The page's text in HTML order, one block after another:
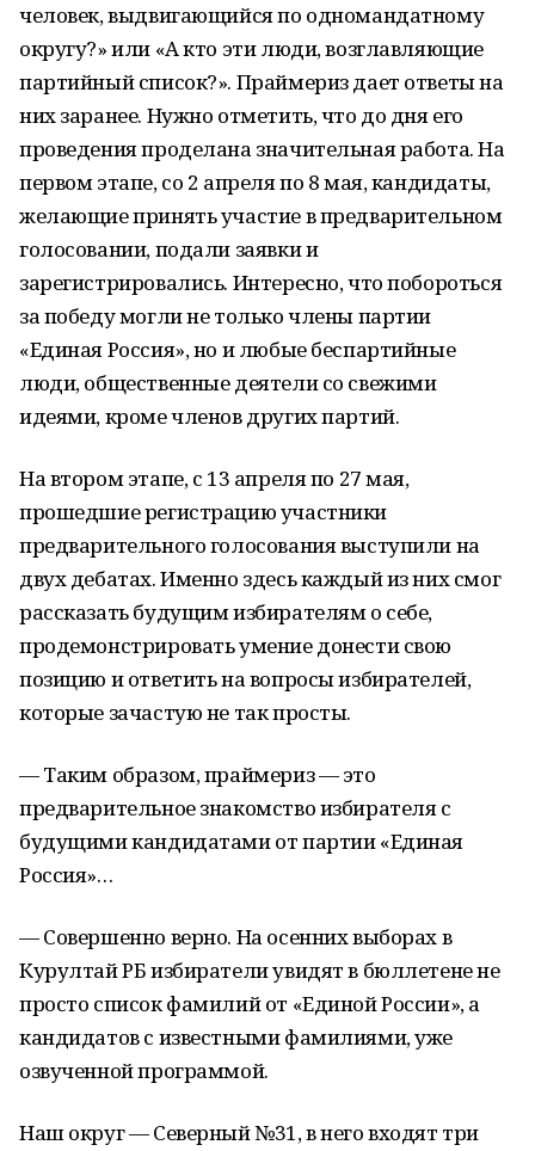
человек, выдвигающийся по одномандатному
округу?» или «А кто эти люди, возглавляющие
партийный список?». Праймериз дает ответы на
них заранее. Нужно отметить, что до дня его
проведения проделана значительная работа. На
первом этапе, со 2 апреля по 8 мая, кандидаты,
желающие принять участие в предварительном
голосовании, подали заявки и
зарегистрировались. Интересно, что побороться
за победу могли не только члены партии
«Единая Россия», но и любые беспартийные
люди, общественные деятели со свежими
идеями, кроме членов других партий.
На втором этапе, с 13 апреля по 27 мая,
прошедшие регистрацию участники
предварительного голосования выступили на
двух дебатах. Именно здесь каждый из них смог
рассказать будущим избирателям о себе,
продемонстрировать умение донести свою
позицию и ответить на вопросы избирателей,
которые зачастую не так просты.
— Таким образом, праймериз — это
предварительное знакомство избирателя с
будущими кандидатами от партии «Единая
Россия»…
— Совершенно верно. На осенних выборах в
Курултай РБ избиратели увидят в бюллетене не
просто список фамилий от «Единой России», а
кандидатов с известными фамилиями, уже
озвученной программой.
Наш округ — Северный №31, в него входят три